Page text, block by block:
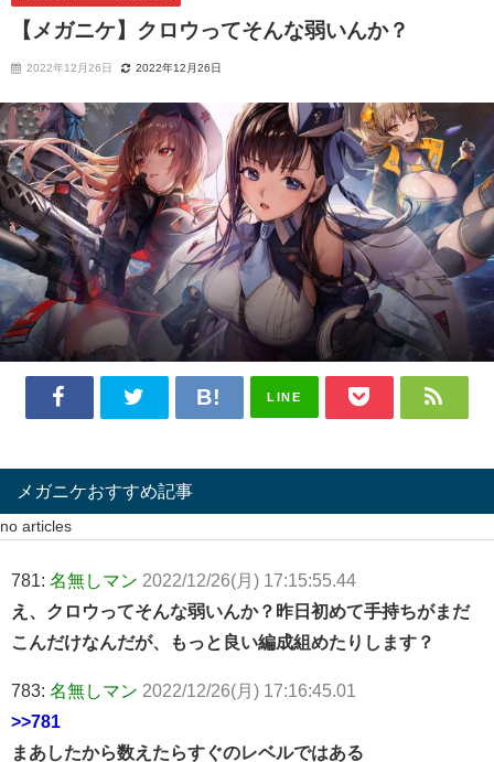
【メガニケ】クロウってそんな弱いんか？
2022年12月26日 2022年12月26日
LINE
メガニケおすすめ記事
no articles
781: 名無しマン 2022/12/26(月) 17:15:55.44
え、クロウってそんな弱いんか？昨日初めて手持ちがまだ
こんだけなんだが、もっと良い編成組めたりします？
783: 名無しマン 2022/12/26(月) 17:16:45.01
>>781
まあしたから数えたらすぐのレベルではある